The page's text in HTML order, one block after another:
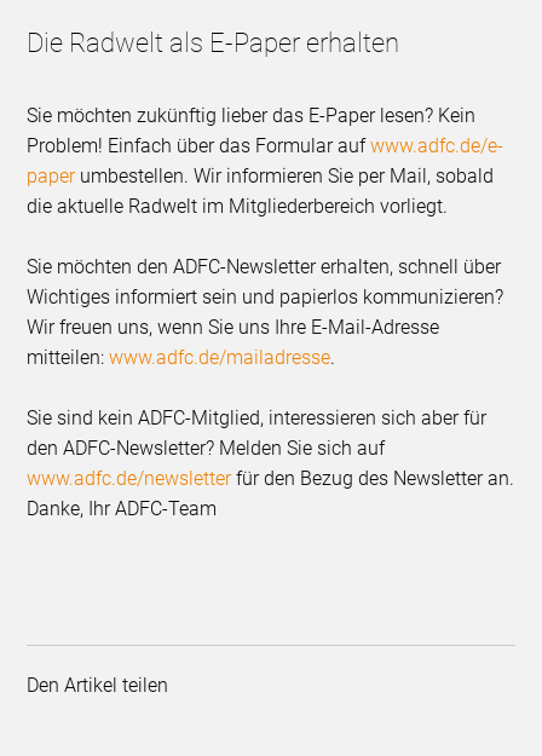
Die Radwelt als E-Paper erhalten
Sie möchten zukünftig lieber das E-Paper lesen? Kein
Problem! Einfach über das Formular aufwww.adfc.de/e-
paperumbestellen. Wir informieren Sie per Mail, sobald
die aktuelle Radwelt im Mitgliederbereich vorliegt.
Sie möchten den ADFC-Newsletter erhalten, schnell über
Wichtiges informiert sein und papierlos kommunizieren?
Wir freuen uns, wenn Sie uns Ihre E-Mail-Adresse
mitteilen:www.adfc.de/mailadresse.
Sie sind kein ADFC-Mitglied, interessieren sich aber für
den ADFC-Newsletter? Melden Sie sich auf
www.adfc.de/newsletterfür den Bezug des Newsletter an.
Danke, Ihr ADFC-Team
Den Artikel teilen